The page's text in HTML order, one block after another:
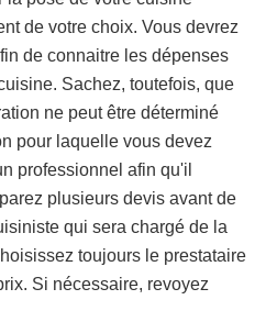
de votre choix. Vous devrez
de connaitre les dépenses
Sachez, toutefois, que
ne peut être déterminé
pour laquelle vous devez
professionnel afin qu'il
plusieurs devis avant de
qui sera chargé de la
toujours le prestataire
Si nécessaire, revoyez